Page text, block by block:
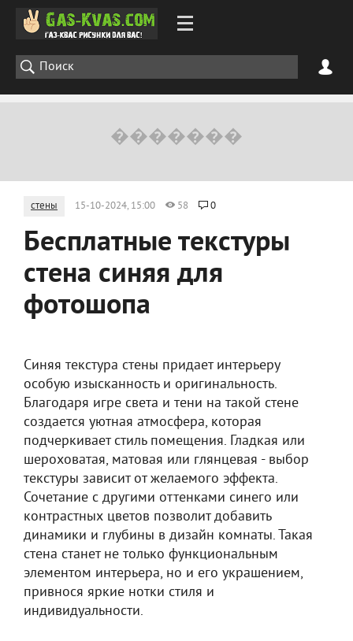
стены 15-10-2024, 15:00 58 0
Бесплатные текстуры
стена синяя для
фотошопа
Синяя текстура стены придает интерьеру
особую изысканность и оригинальность.
Благодаря игре света и тени на такой стене
создается уютная атмосфера, которая
подчеркивает стиль помещения. Гладкая или
шероховатая, матовая или глянцевая - выбор
текстуры зависит от желаемого эффекта.
Сочетание с другими оттенками синего или
контрастных цветов позволит добавить
динамики и глубины в дизайн комнаты. Такая
стена станет не только функциональным
элементом интерьера, но и его украшением,
привнося яркие нотки стиля и
индивидуальности.